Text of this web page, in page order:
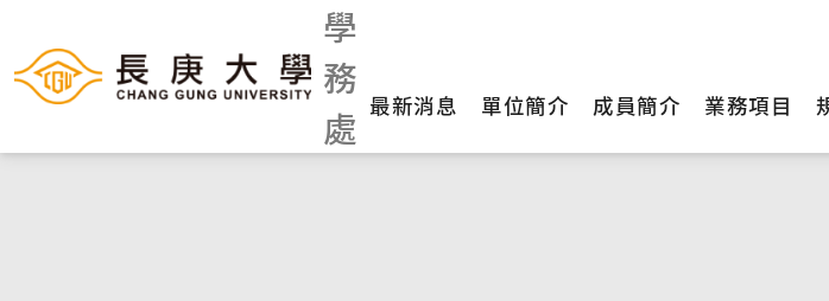
學
務
處 最新消息 單位簡介 成員簡介 業務項目